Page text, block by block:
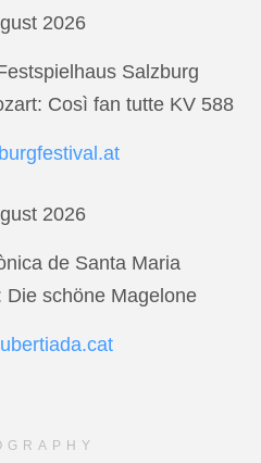
2026
Salzburg
Così fan tutte KV 588
2026
de Santa Maria
schöne Magelone